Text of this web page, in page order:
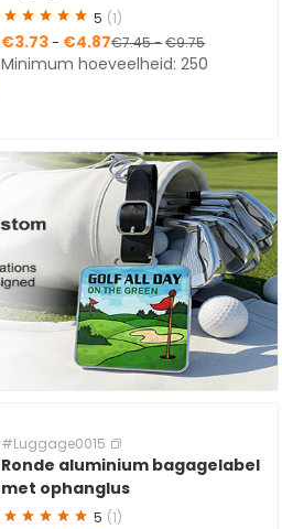
5 (1)
€3.73- €4.87€7.45-€9.75
Minimum hoeveelheid: 250
#Luggage0015
Ronde aluminium bagagelabel
met ophanglus
5 (1)